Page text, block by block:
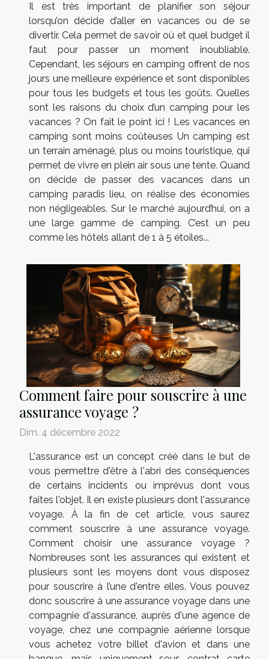
Il est très important de planifier son séjour
lorsqu’on décide d’aller en vacances ou de se
divertir. Cela permet de savoir où et quel budget il
faut pour passer un moment inoubliable.
Cependant, les séjours en camping offrent de nos
jours une meilleure expérience et sont disponibles
pour tous les budgets et tous les goûts. Quelles
sont les raisons du choix d’un camping pour les
vacances ? On fait le point ici ! Les vacances en
camping sont moins coûteuses Un camping est
un terrain aménagé, plus ou moins touristique, qui
permet de vivre en plein air sous une tente. Quand
on décide de passer des vacances dans un
camping paradis lieu, on réalise des économies
non négligeables. Sur le marché aujourd’hui, on a
une large gamme de camping. C’est un peu
comme les hôtels allant de 1 à 5 étoiles...
Comment faire pour souscrire à une
assurance voyage ?
Dim. 4 décembre 2022
L'assurance est un concept créé dans le but de
vous permettre d'être à l'abri des conséquences
de certains incidents ou imprévus dont vous
faites l'objet. Il en existe plusieurs dont l'assurance
voyage. À la fin de cet article, vous saurez
comment souscrire à une assurance voyage.
Comment choisir une assurance voyage ?
Nombreuses sont les assurances qui existent et
plusieurs sont les moyens dont vous disposez
pour souscrire à l’une d'entre elles. Vous pouvez
donc souscrire à une assurance voyage dans une
compagnie d'assurance, auprès d'une agence de
voyage, chez une compagnie aérienne lorsque
vous achetez votre billet d'avion et dans une